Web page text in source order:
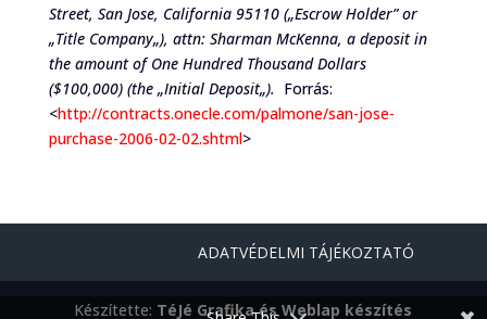
Street, San Jose, California 95110 („Escrow Holder” or
„Title Company„), attn: Sharman McKenna, a deposit in
the amount of One Hundred Thousand Dollars
($100,000) (the „Initial Deposit„). Forrás:
<http://contracts.onecle.com/palmone/san-jose-
purchase-2006-02-02.shtml>
ADATVÉDELMI TÁJÉKOZTATÓ
Készítette: TéJé Grafika és Weblap készítés